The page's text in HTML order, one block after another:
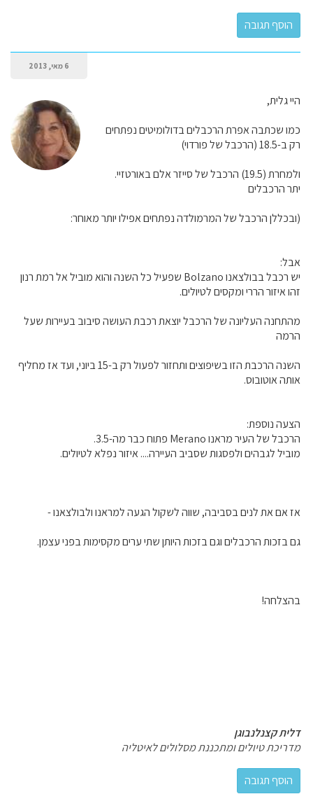
6 מאי, 2013
היי גלית,
כמו שכתבה אפרת הרכבלים בדולומיטים נפתחים
רק ב-18.5 (הרכבל של פורדוי)
ולמחרת (19.5) הרכבל של סייזר אלם באורטזיי.
יתר הרכבלים
(ובכללן הרכבל של המרמולדה נפתחים אפילו יותר מאוחר:
אבל:
יש רכבל בבולצאנו Bolzano שפעיל כל השנה והוא מוביל אל רמת רנון
זהו איזור הררי ומקסים לטיולים.
מהתחנה העליונה של הרכבל יוצאת רכבת העושה סיבוב בעיירות שעל
הרמה
השנה הרכבת הזו בשיפוצים ותחזור לפעול רק ב-15 ביוני, ועד אז מחליף
אותה אוטובוס.
הצעה נוספת:
הרכבל של העיר מראנו Merano פתוח כבר מה-3.5.
מוביל לגבהים ולפסגות שסביב העיירה.... איזור נפלא לטיולים.
אז אם את לנים בסביבה, שווה לשקול הגעה למראנו ולבולצאנו -
גם בזכות הרכבלים וגם בזכות היותן שתי ערים מקסימות בפני עצמן.
בהצלחה!
דלית קצנלנבוגן
מדריכת טיולים ומתכננת מסלולים לאיטליה